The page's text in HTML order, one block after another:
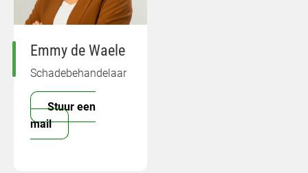
Emmy de Waele
Schadebehandelaar
Stuur een
mail